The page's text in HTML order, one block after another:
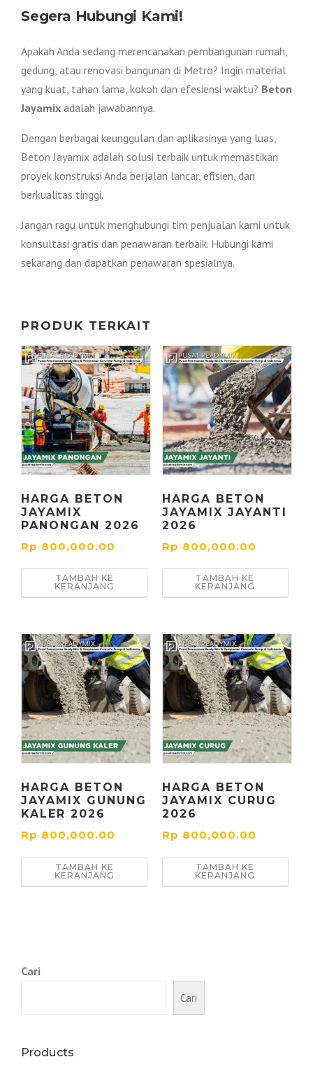
Segera Hubungi Kami!
Apakah Anda sedang merencanakan pembangunan rumah,
gedung, atau renovasi bangunan di Metro? Ingin material
yang kuat, tahan lama, kokoh dan efesiensi waktu? Beton
Jayamix adalah jawabannya.
Dengan berbagai keunggulan dan aplikasinya yang luas,
Beton Jayamix adalah solusi terbaik untuk memastikan
proyek konstruksi Anda berjalan lancar, efisien, dan
berkualitas tinggi.
Jangan ragu untuk menghubungi tim penjualan kami untuk
konsultasi gratis dan penawaran terbaik. Hubungi kami
sekarang dan dapatkan penawaran spesialnya.
PRODUK TERKAIT
HARGA BETON
JAYAMIX
PANONGAN 2026
Rp 800,000.00
TAMBAH KE
KERANJANG
HARGA BETON
JAYAMIX JAYANTI
2026
Rp 800,000.00
TAMBAH KE
KERANJANG
HARGA BETON
JAYAMIX GUNUNG
KALER 2026
Rp 800,000.00
TAMBAH KE
KERANJANG
HARGA BETON
JAYAMIX CURUG
2026
Rp 800,000.00
TAMBAH KE
KERANJANG
Cari
Cari
Products